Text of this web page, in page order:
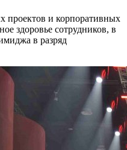
проектов и корпоративных
здоровье сотрудников, в
в разряд